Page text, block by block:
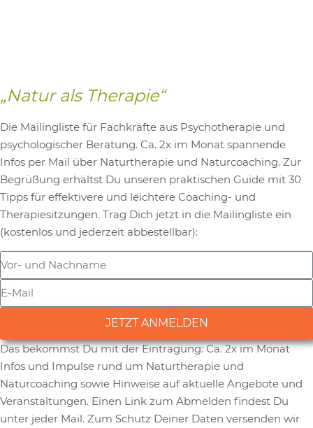
„Natur als Therapie“
Die Mailingliste für Fachkräfte aus Psychotherapie und
psychologischer Beratung. Ca. 2x im Monat spannende
Infos per Mail über Naturtherapie und Naturcoaching. Zur
Begrüßung erhältst Du unseren praktischen Guide mit 30
Tipps für effektivere und leichtere Coaching- und
Therapiesitzungen. Trag Dich jetzt in die Mailingliste ein
(kostenlos und jederzeit abbestellbar):
JETZT ANMELDEN
Alternative:
Das bekommst Du mit der Eintragung: Ca. 2x im Monat
Infos und Impulse rund um Naturtherapie und
Naturcoaching sowie Hinweise auf aktuelle Angebote und
Veranstaltungen. Einen Link zum Abmelden findest Du
unter jeder Mail. Zum Schutz Deiner Daten versenden wir